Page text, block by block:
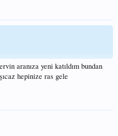
aranıza yeni katıldım bundan
hepinize ras gele